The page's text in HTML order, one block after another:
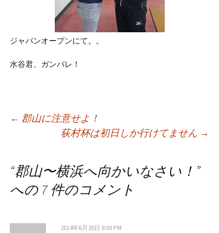
ジャパンオープンにて。。
水谷君、ガンバレ！
Post
navigation
← 郡山に注意せよ！
荻村杯は初日しか行けてません →
“郡山〜横浜へ向かいなさい！ ”
への 7 件のコメント
2014年6月20日 8:00 PM